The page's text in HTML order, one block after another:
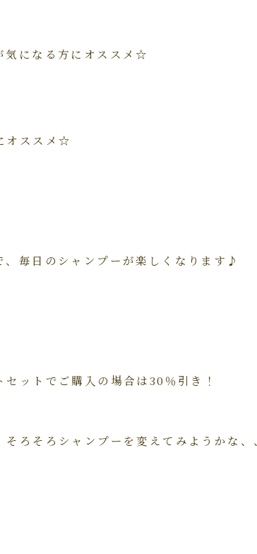
気になる方にオススメ☆
オススメ☆
毎日のシャンプーが楽しくなります♪
ットでご購入の場合は30％引き！
ろそろシャンプーを変えてみようかな、